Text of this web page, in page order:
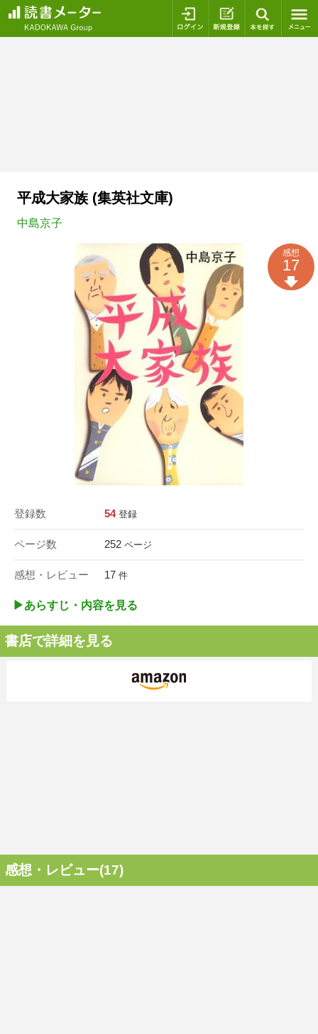
ログイン 新規登録
平成大家族 (集英社文庫)
中島京子
登録数 54 登録
ページ数 252 ページ
感想・レビュー 17 件
感想
17
▶︎あらすじ・内容を見る
書店で詳細を見る
感想・レビュー(17)